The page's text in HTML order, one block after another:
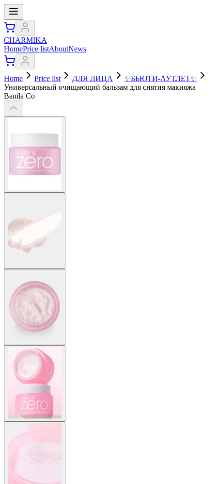
CHARMIKA
HomePrice listAboutNews
Home Price list ДЛЯ ЛИЦА
✨БЬЮТИ-АУТЛЕТ✨
Универсальный очищающий бальзам для снятия макияжа
Banila Co